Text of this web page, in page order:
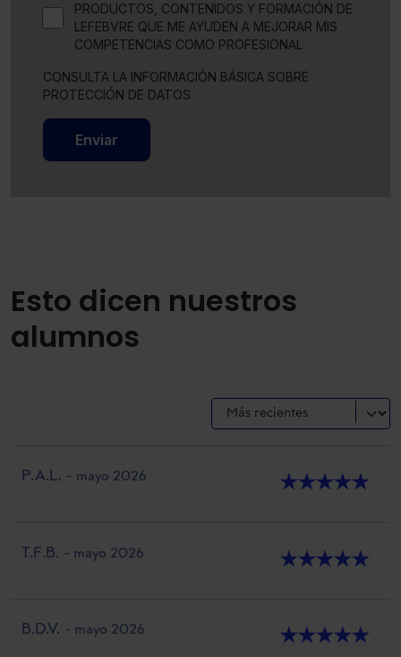
PRODUCTOS, CONTENIDOS Y FORMACIÓN DE
LEFEBVRE QUE ME AYUDEN A MEJORAR MIS
COMPETENCIAS COMO PROFESIONAL
CONSULTA LA INFORMACIÓN BÁSICA SOBRE
PROTECCIÓN DE DATOS
Enviar
Esto dicen nuestros
alumnos
P.A.L. - mayo 2026 ★★★★★
T.F.B. - mayo 2026 ★★★★★
B.D.V. - mayo 2026 ★★★★★